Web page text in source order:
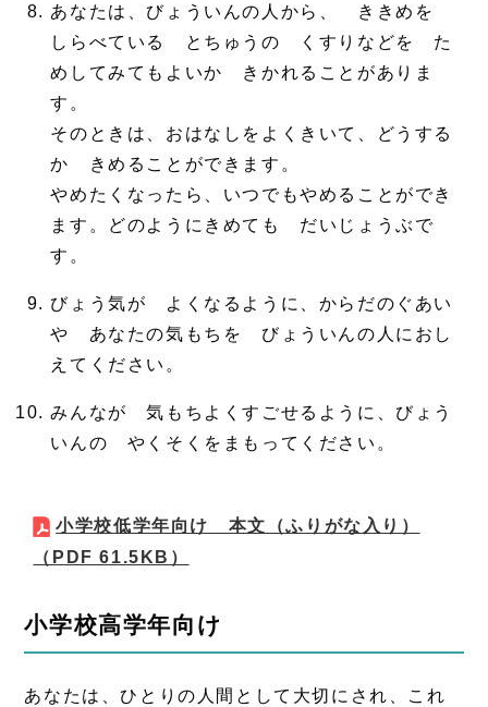
あなたは、びょういんの人から、 ききめを
しらべている とちゅうの くすりなどを た
めしてみてもよいか きかれることがありま
す。
そのときは、おはなしをよくきいて、どうする
か きめることができます。
やめたくなったら、いつでもやめることができ
ます。どのようにきめても だいじょうぶで
す。
びょう気が よくなるように、からだのぐあい
や あなたの気もちを びょういんの人におし
えてください。
みんなが 気もちよくすごせるように、びょう
いんの やくそくをまもってください。
小学校低学年向け 本文（ふりがな入り）
（PDF 61.5KB）
小学校高学年向け
あなたは、ひとりの人間として大切にされ、これ